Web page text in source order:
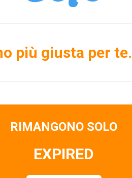
più giusta per te.
RIMANGONO SOLO
EXPIRED